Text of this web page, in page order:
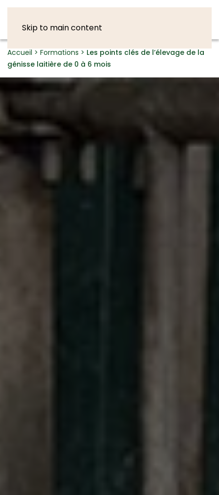
Skip to main content
Accueil > Formations > Les points clés de l’élevage de la
génisse laitière de 0 à 6 mois